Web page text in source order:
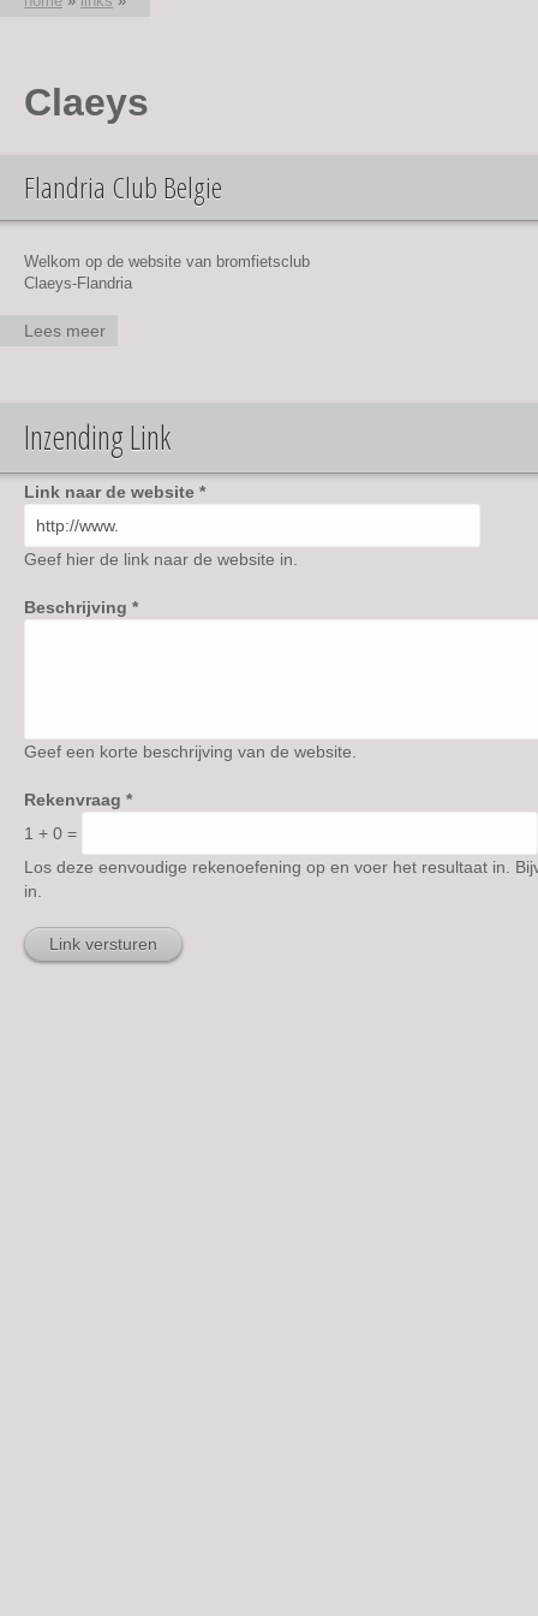
U bent hier
Claeys
Flandria Club Belgie
Welkom op de website van bromfietsclub
Claeys-Flandria
Lees meer
Inzending Link
Link naar de website *
Geef hier de link naar de website in.
Beschrijving *
Geef een korte beschrijving van de website.
Rekenvraag *
1 + 0 =
Los deze eenvoudige rekenoefening op en voer het resultaat in.
in.